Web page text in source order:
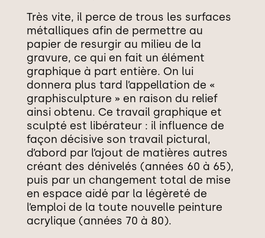
Très vite, il perce de trous les surfaces
métalliques afin de permettre au
papier de resurgir au milieu de la
gravure, ce qui en fait un élément
graphique à part entière. On lui
donnera plus tard l’appellation de «
graphisculpture » en raison du relief
ainsi obtenu. Ce travail graphique et
sculpté est libérateur : il influence de
façon décisive son travail pictural,
d’abord par l’ajout de matières autres
créant des dénivelés (années 60 à 65),
puis par un changement total de mise
en espace aidé par la légèreté de
l’emploi de la toute nouvelle peinture
acrylique (années 70 à 80).